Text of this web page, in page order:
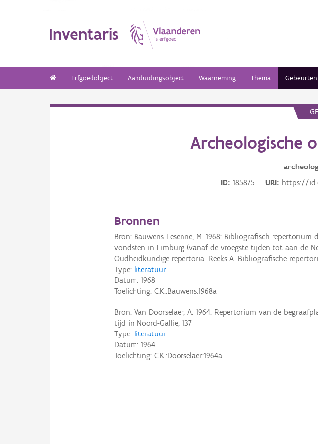
Inventaris
Erfgoedobject Aanduidingsobject Waarneming Thema
Archeologische
ID
185875 URI https://
Bronnen
Bron: Bauwens-Lesenne, M. 1968: Bibliografisch repertorium
vondsten in Limburg (vanaf de vroegste tijden tot aan de
Oudheidkundige repertoria. Reeks A. Bibliografische
Type: literatuur
Datum:1968
Toelichting: C.K.:Bauwens:1968a
Bron: Van Doorselaer, A. 1964: Repertorium van de
tijd in Noord-Gallië, 137
Type: literatuur
Datum:1964
Toelichting: C.K.:Doorselaer:1964a